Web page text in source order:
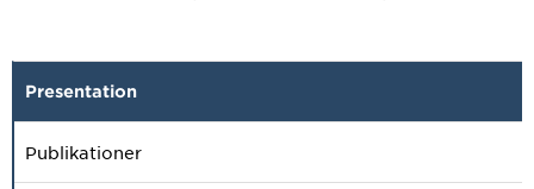
Presentation
Publikationer